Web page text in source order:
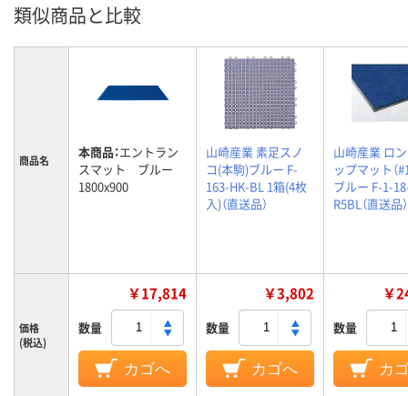
類似商品と比較
商品名 本商品：エントラン
スマット ブルー
1800x900
山崎産業 素足スノ
コ(本駒)ブルー F-
163-HK-BL 1箱(4枚
入)（直送品）
山崎産業 ロ
ップマット（
ブルー F-1-
R5BL（直送品）
価格
(税込)
￥17,814
数量
カゴへ
￥3,802
数量
カゴへ
￥
数量
カ